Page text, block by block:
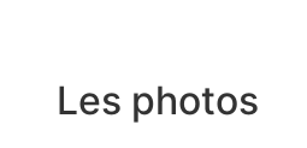
Les photos